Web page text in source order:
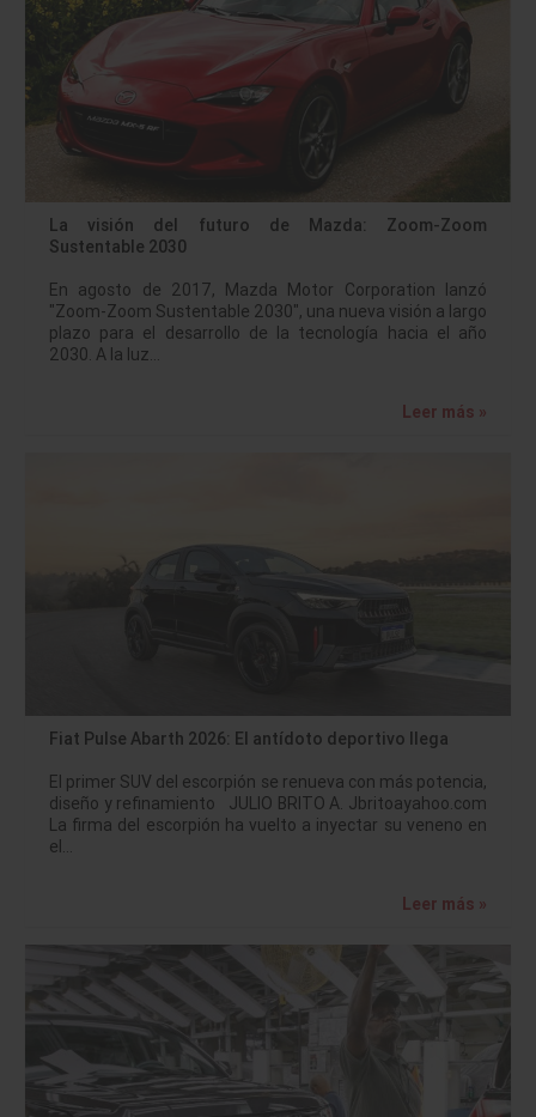
La visión del futuro de Mazda: Zoom-Zoom
Sustentable 2030
En agosto de 2017, Mazda Motor Corporation lanzó
"Zoom-Zoom Sustentable 2030", una nueva visión a largo
plazo para el desarrollo de la tecnología hacia el año
2030. A la luz…
Leer más »
Fiat Pulse Abarth 2026: El antídoto deportivo llega
El primer SUV del escorpión se renueva con más potencia,
diseño y refinamiento JULIO BRITO A. Jbritoayahoo.com
La firma del escorpión ha vuelto a inyectar su veneno en
el…
Leer más »